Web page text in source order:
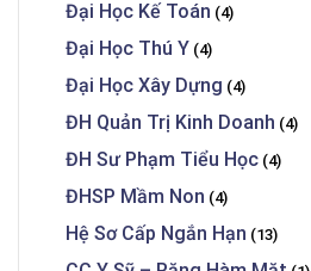
Đại Học Kế Toán (4)
Đại Học Thú Y (4)
Đại Học Xây Dựng (4)
ĐH Quản Trị Kinh Doanh (4)
ĐH Sư Phạm Tiểu Học (4)
ĐHSP Mầm Non (4)
Hệ Sơ Cấp Ngắn Hạn (13)